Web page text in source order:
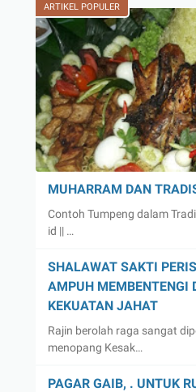
ARTIKEL POPULER
MUHARRAM DAN
Contoh Tumpeng dalam
id || …
SHALAWAT SAKTI
AMPUH MEMBENTENGI
KEKUATAN JAHAT
Rajin berolah raga sangat
menopang Kesak…
PAGAR GAIB, . UNTUK